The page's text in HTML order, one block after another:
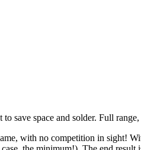
save space and solder. Full
with no competition in sight!